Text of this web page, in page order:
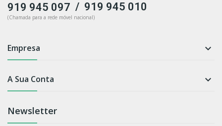
919 945 097 / 919 945 010
(Chamada para a rede móvel nacional)
Empresa 
A Sua Conta 
Newsletter